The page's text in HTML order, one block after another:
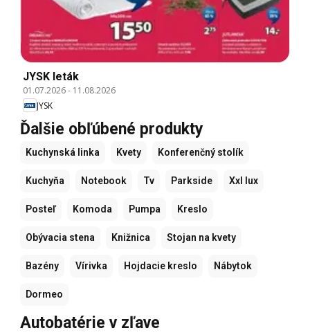
JYSK leták
01.07.2026- 11.08.2026
JYSK
Ďalšie obľúbené produkty
Kuchynská linka Kvety Konferenčný stolík
Kuchyňa Notebook Tv Parkside Xxl lux
Posteľ Komoda Pumpa Kreslo
Obývacia stena Knižnica Stojan na kvety
Bazény Vírivka Hojdacie kreslo Nábytok
Dormeo
Autobatérie v zľave